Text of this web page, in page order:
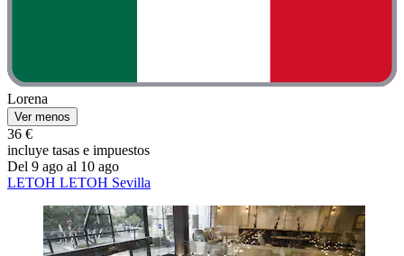
Lorena
Ver menos
36 €
incluye tasas e impuestos
Del 9 ago al 10 ago
LETOH LETOH Sevilla